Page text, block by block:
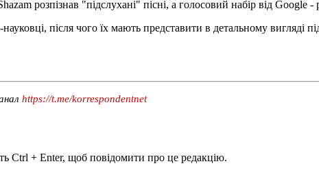
розпізнав "підслухані" пісні, а голосовий набір від
після чого їх мають представити в детальному вигляді
https://t.me/korrespondentnet
Ctrl + Enter, щоб повідомити про це редакцію.